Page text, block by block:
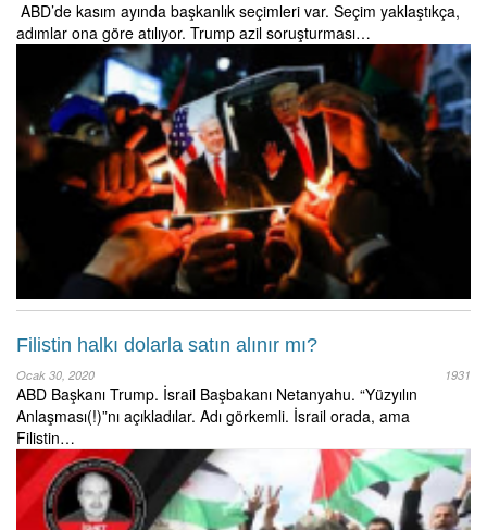
ABD’de kasım ayında başkanlık seçimleri var. Seçim yaklaştıkça,
adımlar ona göre atılıyor. Trump azil soruşturması…
Filistin halkı dolarla satın alınır mı?
Ocak 30, 2020 1931
ABD Başkanı Trump. İsrail Başbakanı Netanyahu. “Yüzyılın
Anlaşması(!)”nı açıkladılar. Adı görkemli. İsrail orada, ama
Filistin…